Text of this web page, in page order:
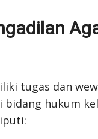
tugas dan
hukum